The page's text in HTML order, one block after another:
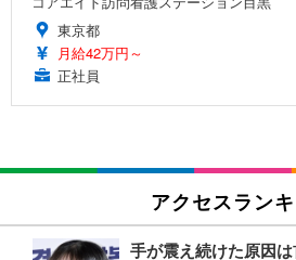
東京都
月給42万円～
正社員
アクセスラン
手が震え続けた原因